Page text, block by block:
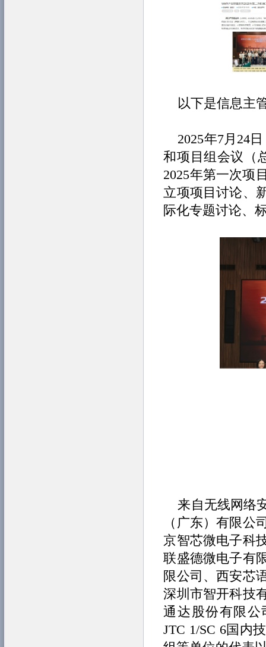
以下是信息主
2025年7月24
和项目组会议（
2025年第一次项
立项项目讨论、
际化专题讨论、
来自无线网络
（广东）有限公
京智芯微电子科
联盛德微电子有
限公司、西安芯
深圳市智开科技
通达股份有限公
JTC 1/SC 6国内